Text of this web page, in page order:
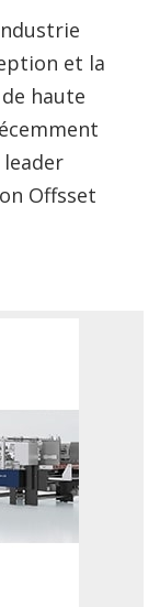
et la
haute
Offsset